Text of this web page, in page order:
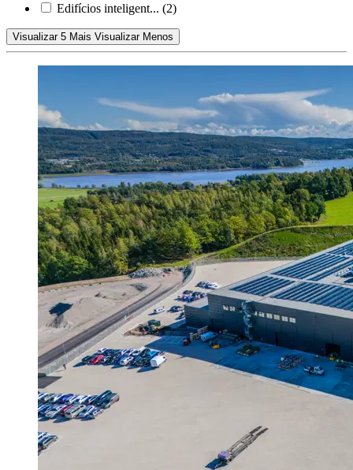
Edifícios inteligent... (2)
Visualizar 5 Mais Visualizar Menos